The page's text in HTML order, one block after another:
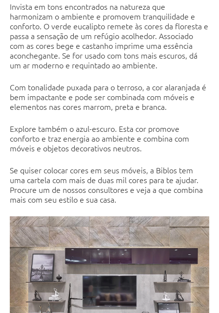
Invista em tons encontrados na natureza que
harmonizam o ambiente e promovem tranquilidade e
conforto. O verde eucalipto remete às cores da floresta e
passa a sensação de um refúgio acolhedor. Associado
com as cores bege e castanho imprime uma essência
aconchegante. Se for usado com tons mais escuros, dá
um ar moderno e requintado ao ambiente.
Com tonalidade puxada para o terroso, a cor alaranjada é
bem impactante e pode ser combinada com móveis e
elementos nas cores marrom, preta e branca.
Explore também o azul-escuro. Esta cor promove
conforto e traz energia ao ambiente e combina com
móveis e objetos decorativos neutros.
Se quiser colocar cores em seus móveis, a Biblos tem
uma cartela com mais de duas mil cores para te ajudar.
Procure um de nossos consultores e veja a que combina
mais com seu estilo e sua casa.